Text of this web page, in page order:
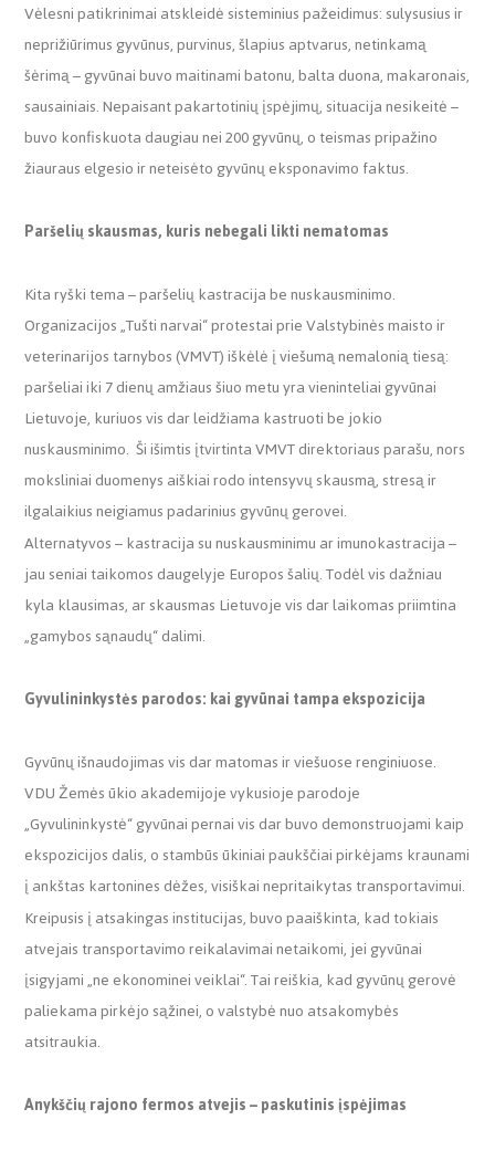
Vėlesni patikrinimai atskleidė sisteminius pažeidimus: sulysusius ir
neprižiūrimus gyvūnus, purvinus, šlapius aptvarus, netinkamą
šėrimą – gyvūnai buvo maitinami batonu, balta duona, makaronais,
sausainiais. Nepaisant pakartotinių įspėjimų, situacija nesikeitė –
buvo konfiskuota daugiau nei 200 gyvūnų, o teismas pripažino
žiauraus elgesio ir neteisėto gyvūnų eksponavimo faktus.
Paršelių skausmas, kuris nebegali likti nematomas
Kita ryški tema – paršelių kastracija be nuskausminimo.
Organizacijos „Tušti narvai“ protestai prie Valstybinės maisto ir
veterinarijos tarnybos (VMVT) iškėlė į viešumą nemalonią tiesą:
paršeliai iki 7 dienų amžiaus šiuo metu yra vieninteliai gyvūnai
Lietuvoje, kuriuos vis dar leidžiama kastruoti be jokio
nuskausminimo. Ši išimtis įtvirtinta VMVT direktoriaus parašu, nors
moksliniai duomenys aiškiai rodo intensyvų skausmą, stresą ir
ilgalaikius neigiamus padarinius gyvūnų gerovei.
Alternatyvos – kastracija su nuskausminimu ar imunokastracija –
jau seniai taikomos daugelyje Europos šalių. Todėl vis dažniau
kyla klausimas, ar skausmas Lietuvoje vis dar laikomas priimtina
„gamybos sąnaudų“ dalimi.
Gyvulininkystės parodos: kai gyvūnai tampa ekspozicija
Gyvūnų išnaudojimas vis dar matomas ir viešuose renginiuose.
VDU Žemės ūkio akademijoje vykusioje parodoje
„Gyvulininkystė“ gyvūnai pernai vis dar buvo demonstruojami kaip
ekspozicijos dalis, o stambūs ūkiniai paukščiai pirkėjams kraunami
į ankštas kartonines dėžes, visiškai nepritaikytas transportavimui.
Kreipusis į atsakingas institucijas, buvo paaiškinta, kad tokiais
atvejais transportavimo reikalavimai netaikomi, jei gyvūnai
įsigyjami „ne ekonominei veiklai“. Tai reiškia, kad gyvūnų gerovė
paliekama pirkėjo sąžinei, o valstybė nuo atsakomybės
atsitraukia.
Anykščių rajono fermos atvejis – paskutinis įspėjimas